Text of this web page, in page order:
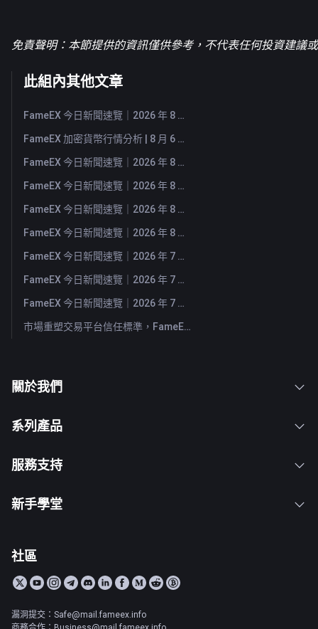
免責聲明：本節提供的資訊僅供參考，不代表任何投資建議
此組內其他文章
FameEX 今日新聞速覽｜2026 年 8 月 7 日
FameEX 加密貨幣行情分析 | 8 月 6 日, 2026
FameEX 今日新聞速覽｜2026 年 8 月 6 日
FameEX 今日新聞速覽｜2026 年 8 月 5 日
FameEX 今日新聞速覽｜2026 年 8 月 4 日
FameEX 今日新聞速覽｜2026 年 8 月 3 日
FameEX 今日新聞速覽｜2026 年 7 月 31 日
FameEX 今日新聞速覽｜2026 年 7 月 30 日
FameEX 今日新聞速覽｜2026 年 7 月 29 日
市場重塑交易平台信任標準，FameEX 以八年穩健營運持續服務全球用戶
關於我們
系列產品
服務支持
新手學堂
社區
漏洞提交：Safe@mail.fameex.info